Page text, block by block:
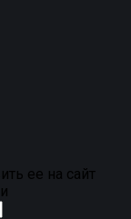
ее на сайт